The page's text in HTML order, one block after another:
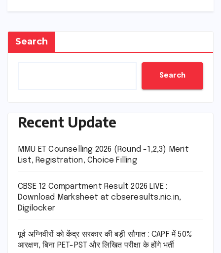
Search
Search
Recent Update
MMU ET Counselling 2026 (Round -1,2,3) Merit
List, Registration, Choice Filling
CBSE 12 Compartment Result 2026 LIVE :
Download Marksheet at cbseresults.nic.in,
Digilocker
पूर्व अग्निवीरों को केंद्र सरकार की बड़ी सौगात : CAPF में 50%
आरक्षण, बिना PET-PST और लिखित परीक्षा के होंगे भर्ती